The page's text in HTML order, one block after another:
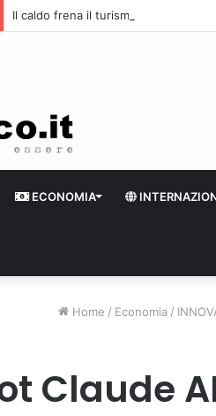
Il caldo frena il turismo a Firenze:
ECONOMIA
Home / Economia /
Claude